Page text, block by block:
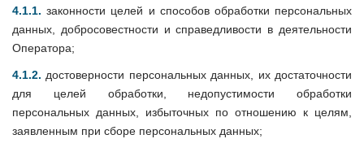
4.1.1. законности целей и способов обработки персональных
данных, добросовестности и справедливости в деятельности
Оператора;
4.1.2. достоверности персональных данных, их достаточности
для целей обработки, недопустимости обработки
персональных данных, избыточных по отношению к целям,
заявленным при сборе персональных данных;